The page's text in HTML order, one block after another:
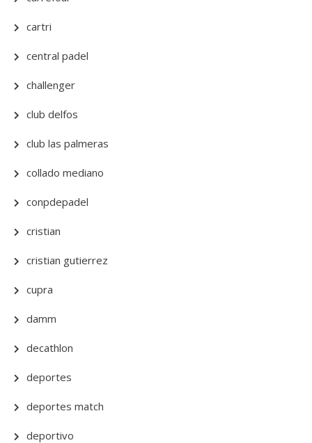
cartri
central padel
challenger
club delfos
club las palmeras
collado mediano
conpdepadel
cristian
cristian gutierrez
cupra
damm
decathlon
deportes
deportes match
deportivo